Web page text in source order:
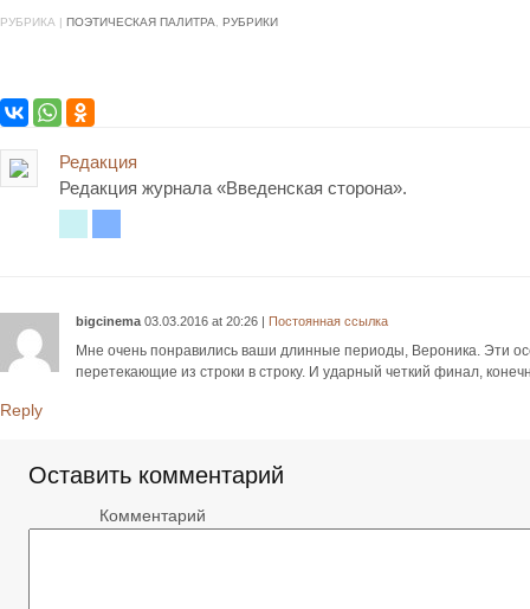
РУБРИКА | ПОЭТИЧЕСКАЯ ПАЛИТРА РУБРИКИ
Редакция
Редакция журнала «Введенская сторона».
bigcinema 03.03.2016 at20:26 | Постоянная ссылка
Мне очень понравились ваши длинные периоды, Вероника. Эти
перетекающие из строки в строку. И ударный четкий финал,
Reply
Оставить комментарий
Комментарий